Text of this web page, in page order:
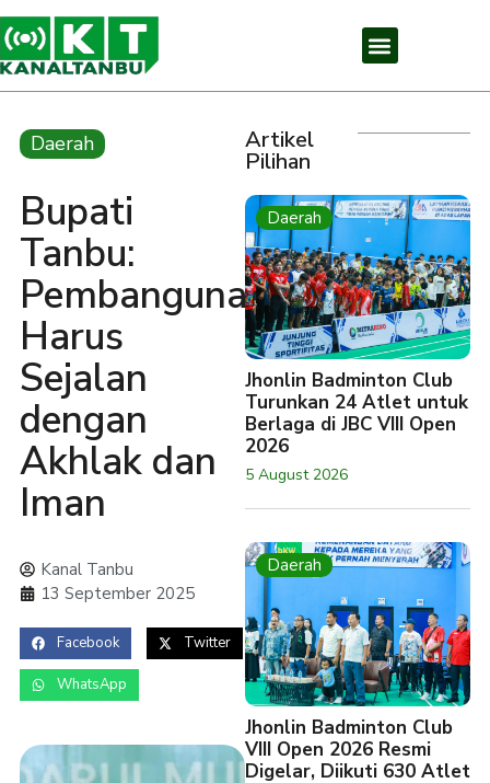
Daerah
Bupati
Tanbu:
Pembangunan
Harus
Sejalan
dengan
Akhlak dan
Iman
Kanal Tanbu
13 September 2025
Facebook Twitter
WhatsApp
Artikel
Pilihan
Daerah
Jhonlin Badminton Club
Turunkan 24 Atlet untuk
Berlaga di JBC VIII Open
2026
5 August 2026
Daerah
Jhonlin Badminton Club
VIII Open 2026 Resmi
Digelar, Diikuti 630 Atlet